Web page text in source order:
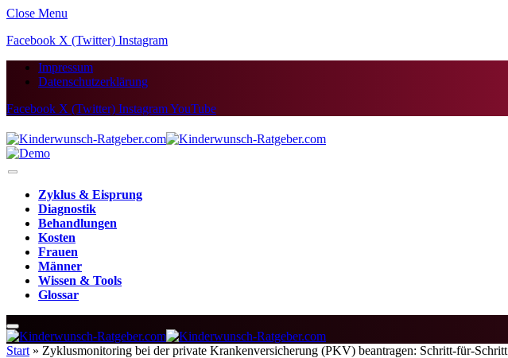
Close Menu
Facebook X (Twitter) Instagram
Impressum
Datenschutzerklärung
Facebook X (Twitter) InstagramYouTube
Zyklus & Eisprung
Diagnostik
Behandlungen
Kosten
Frauen
Männer
Wissen & Tools
Glossar
Start » Zyklusmonitoring bei der private Krankenversicherung (PKV) beantragen: Schritt-für-Schritt